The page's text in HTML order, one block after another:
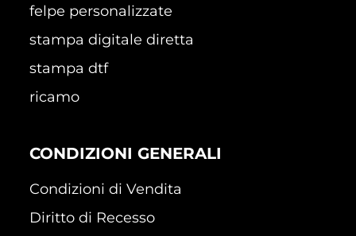
felpe personalizzate
stampa digitale diretta
stampa dtf
ricamo
CONDIZIONI GENERALI
Condizioni di Vendita
Diritto di Recesso